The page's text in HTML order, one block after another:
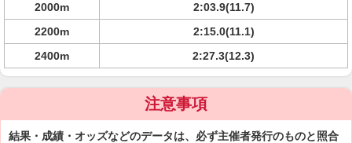
2000m
2:03.9(11.7)
2200m
2:15.0(11.1)
2400m
2:27.3(12.3)
注意事項
結果・成績・オッズなどのデータは、必ず主催者発行のものと照合